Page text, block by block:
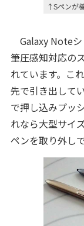
↑Sペンが
Galaxy Noteシ
筆圧感知対応の
れています。こ
先で引き出して
で押し込みプッ
れなら大型サイ
ペンを取り外し